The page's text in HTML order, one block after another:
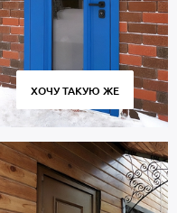
ХОЧУ ТАКУЮ ЖЕ